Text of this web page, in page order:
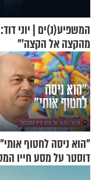
המשפיע(נ)ים | יוני
מהקצה אל הקצה'"
"הוא ניסה לחטוף
דוסטר על מסע חייו